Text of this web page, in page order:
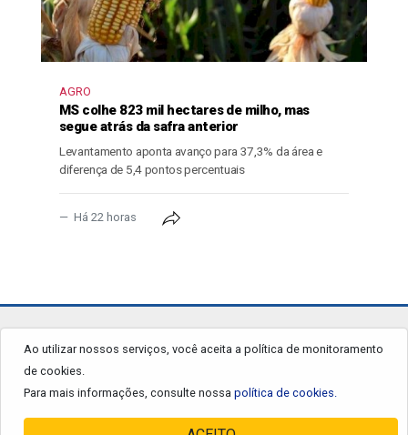
AGRO
MS colhe 823 mil hectares de milho, mas
segue atrás da safra anterior
Levantamento aponta avanço para 37,3% da área e
diferença de 5,4 pontos percentuais
Há 22 horas
Ao utilizar nossos serviços, você aceita a política de monitoramento
de cookies.
Para mais informações, consulte nossa política de cookies.
jornalgrandourados.com.br